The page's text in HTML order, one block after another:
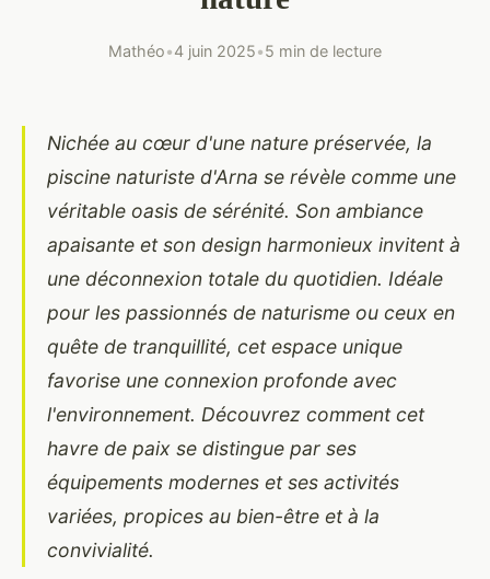
Mathéo•4 juin 2025•5 min de lecture
Nichée au cœur d'une nature préservée, la
piscine naturiste d'Arna se révèle comme une
véritable oasis de sérénité. Son ambiance
apaisante et son design harmonieux invitent à
une déconnexion totale du quotidien. Idéale
pour les passionnés de naturisme ou ceux en
quête de tranquillité, cet espace unique
favorise une connexion profonde avec
l'environnement. Découvrez comment cet
havre de paix se distingue par ses
équipements modernes et ses activités
variées, propices au bien-être et à la
convivialité.